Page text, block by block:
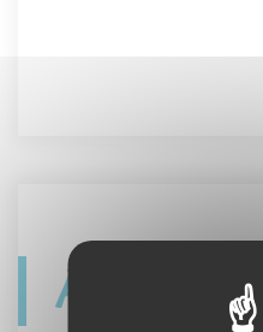
Agenda